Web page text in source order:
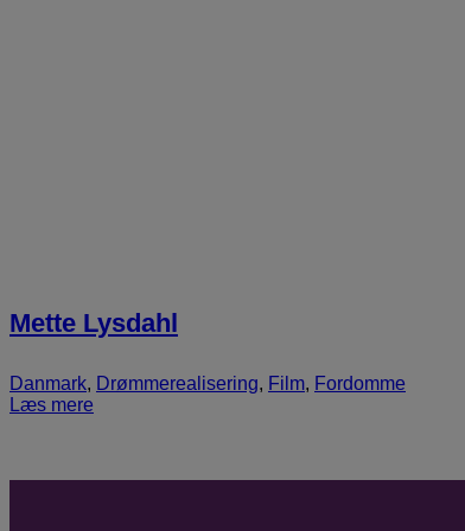
Mette Lysdahl
Danmark, Drømmerealisering, Film, Fordomme
Læs mere